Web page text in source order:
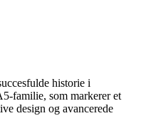
historie i
familie, som markerer et
design og avancerede